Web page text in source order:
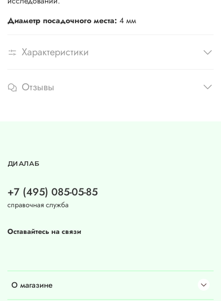
Диаметр посадочного места: 4 мм
Характеристики
Отзывы
О магазине
ДИАЛАБ
+7 (495) 085-05-85
справочная служба
Оставайтесь на связи